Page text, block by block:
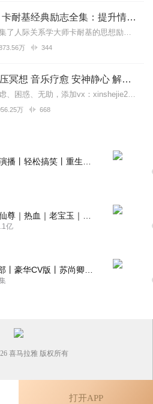
人性的弱点丨卡耐基经典励志全集：提升情商和沟通技巧
本套系专辑，汇集了人际关系学大师卡耐基的思想励志精华，收录《人性的弱点》《人性的优点》《语言的突破》《美好的人生》《快乐的人生》等所有经典！是卡耐基的经典合辑，...
万 344
正念冥想 | 减压冥想 音乐疗愈 安神静心 解郁降噪
如果你还感到焦虑、困惑、无助，添加vx：xinshejie2018、vx公众号：宣萱心伴，与主播宣萱开启心灵交流之旅，共建温暖的精神家园！如果你喜欢我的内容，请...
万 668
亿
打开APP
喜马拉雅 版权所有